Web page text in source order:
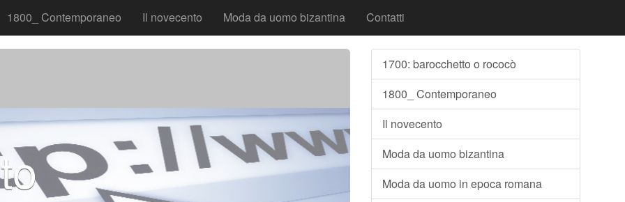
1800_ Contemporaneo Il novecento Moda da uomo bizantina Contatti
1700: barocchetto o rococò
1800_ Contemporaneo
Il novecento
Moda da uomo bizantina
Moda da uomo in epoca romana